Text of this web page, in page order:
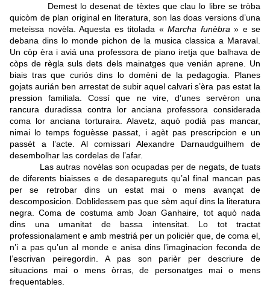
Demest lo desenat de tèxtes que clau lo libre se tròba
quicòm de plan original en literatura, son las doas versions d’una
meteissa novèla. Aquesta es titolada « Marcha funèbra » e se
debana dins lo monde pichon de la musica classica a Maraval.
Un còp èra i aviá una professora de piano iretja que balhava de
còps de règla suls dets dels mainatges que venián aprene. Un
biais tras que curiós dins lo domèni de la pedagogia. Planes
gojats aurián ben arrestat de subir aquel calvari s’èra pas estat la
pression familiala. Cossí que ne vire, d’unes servèron una
rancura duradissa contra lor anciana professora considerada
coma lor anciana torturaira. Alavetz, aquò podiá pas mancar,
nimai lo temps foguèsse passat, i agèt pas prescripcion e un
passèt a l’acte. Al comissari Alexandre Darnaudguilhem de
desembolhar las cordelas de l’afar.
Las autras novèlas son ocupadas per de negats, de tuats
de diferents biaisses e de desapareguts qu’al final mancan pas
per se retrobar dins un estat mai o mens avançat de
descomposicion. Doblidessem pas que sèm aquí dins la literatura
negra. Coma de costuma amb Joan Ganhaire, tot aquò nada
dins una umanitat de bassa intensitat. Lo tot tractat
professionalament e amb mestriá per un policièr que, de coma el,
n’i a pas qu’un al monde e anisa dins l’imaginacion feconda de
l’escrivan peiregordin. A pas son parièr per descriure de
situacions mai o mens òrras, de personatges mai o mens
frequentables.